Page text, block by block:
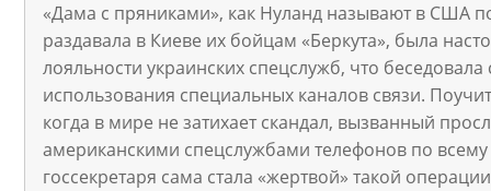
«Дама с пряниками», как Нуланд называют в США
раздавала в Киеве их бойцам «Беркута», была
лояльности украинских спецслужб, что
использования специальных каналов связи.
когда в мире не затихает скандал, вызванный
американскими спецслужбами телефонов по всему
госсекретаря сама стала «жертвой» такой